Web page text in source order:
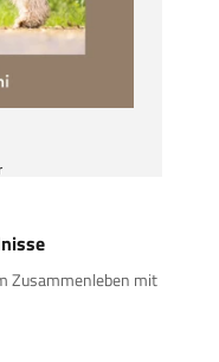
Zusammenleben mit